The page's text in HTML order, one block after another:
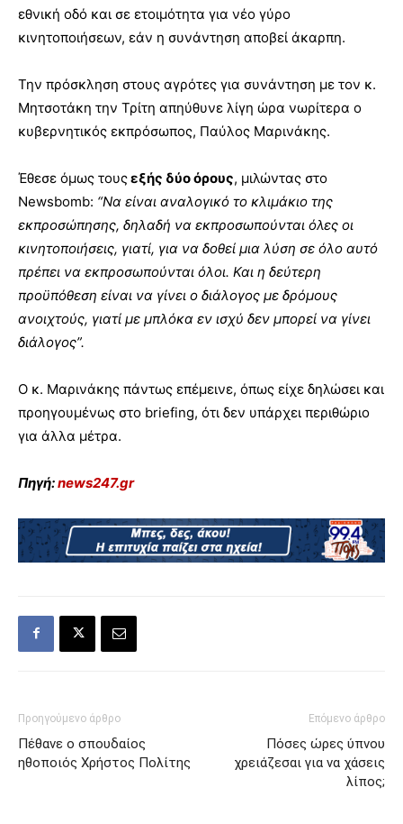
εθνική οδό και σε ετοιμότητα για νέο γύρο
κινητοποιήσεων, εάν η συνάντηση αποβεί άκαρπη.
Την πρόσκληση στους αγρότες για συνάντηση με τον κ.
Μητσοτάκη την Τρίτη απηύθυνε λίγη ώρα νωρίτερα ο
κυβερνητικός εκπρόσωπος, Παύλος Μαρινάκης.
Έθεσε όμως τουςεξής δύο όρους, μιλώντας στο
Newsbomb: “Να είναι αναλογικό το κλιμάκιο της
εκπροσώπησης, δηλαδή να εκπροσωπούνται όλες οι
κινητοποιήσεις, γιατί, για να δοθεί μια λύση σε όλο αυτό
πρέπει να εκπροσωπούνται όλοι. Και η δεύτερη
προϋπόθεση είναι να γίνει ο διάλογος με δρόμους
ανοιχτούς, γιατί με μπλόκα εν ισχύ δεν μπορεί να γίνει
διάλογος”.
Ο κ. Μαρινάκης πάντως επέμεινε, όπως είχε δηλώσει και
προηγουμένως στο briefing, ότι δεν υπάρχει περιθώριο
για άλλα μέτρα.
Πηγή:news247.gr
Προηγούμενο άρθρο
Πέθανε ο σπουδαίος
ηθοποιός Χρήστος Πολίτης
Επόμενο άρθρο
Πόσες ώρες ύπνου
χρειάζεσαι για να χάσεις
λίπος;